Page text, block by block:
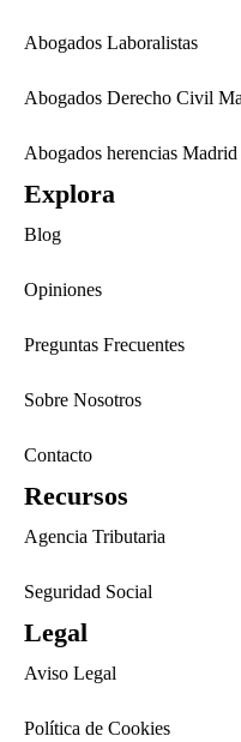
Abogados Laboralistas
Abogados Derecho Civil
Abogados herencias Madrid
Explora
Blog
Opiniones
Preguntas Frecuentes
Sobre Nosotros
Contacto
Recursos
Agencia Tributaria
Seguridad Social
Legal
Aviso Legal
Política de Cookies